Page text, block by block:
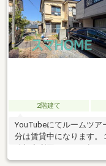
『0120-430-499』まで
ております！
2階建て
YouTubeにてルームツア
分は賃貸中になります
人一人のお客様の幸せを